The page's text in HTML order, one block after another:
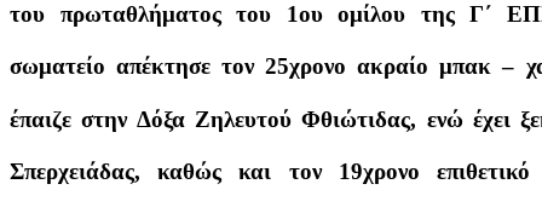
του πρωταθλήματος του 1ου ομίλου της Γ΄
σωματείο απέκτησε τον 25χρονο ακραίο μπακ
έπαιζε στην Δόξα Ζηλευτού Φθιώτιδας, ενώ έχει
Σπερχειάδας, καθώς και τον 19χρονο